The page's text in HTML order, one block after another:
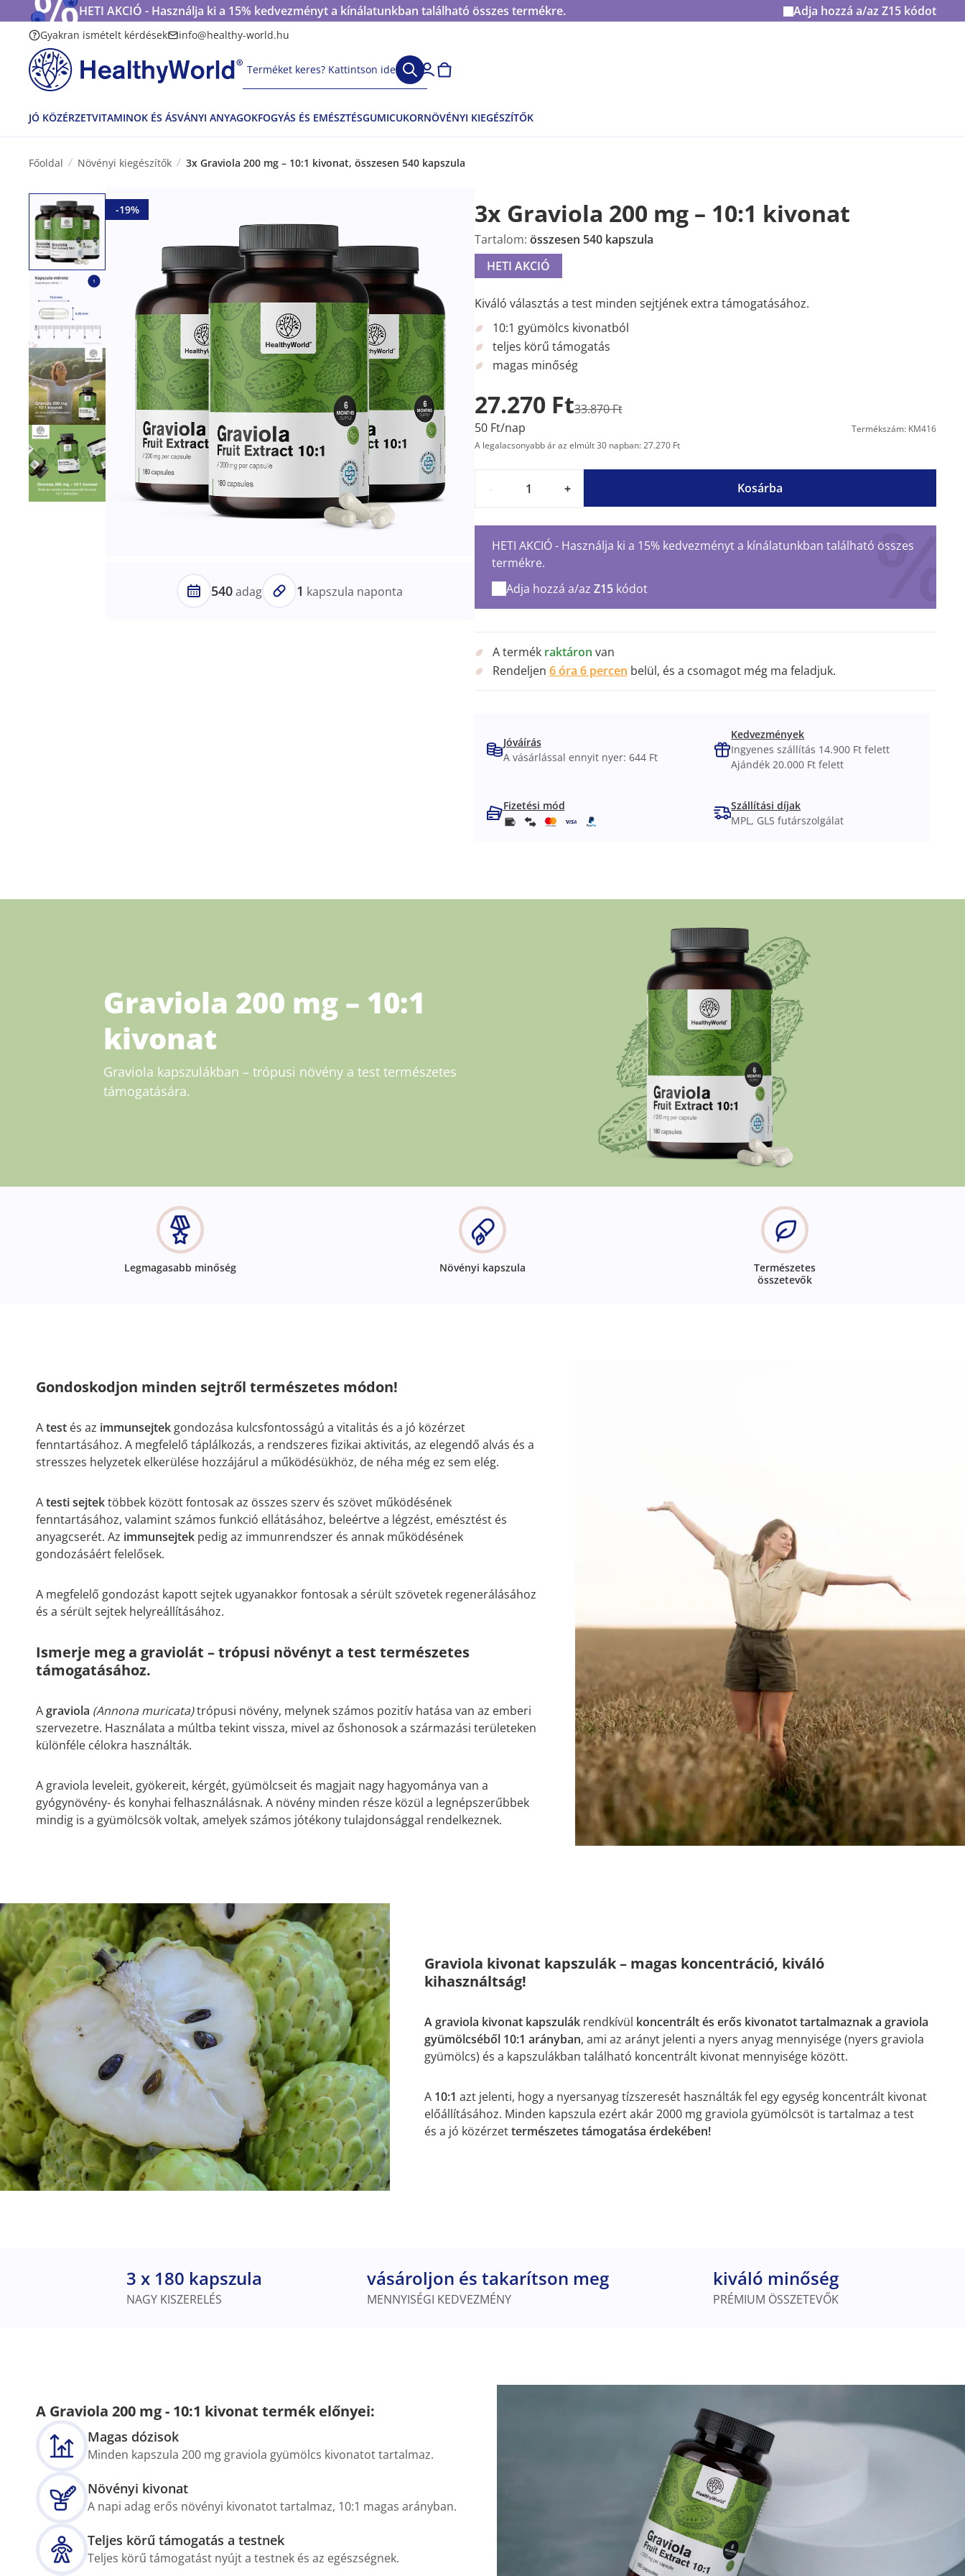
HETI AKCIÓ - Használja ki a 15% kedvezményt a kínálatunkban található összes termékre. Adja hozzá a/az Z15 kódot
Gyakran ismételt kérdések info@healthy-world.hu
Terméket keres? Kattintson ide
JÓ KÖZÉRZETVITAMINOK ÉS ÁSVÁNYI ANYAGOKFOGYÁS ÉS EMÉSZTÉSGUMICUKORNÖVÉNYI KIEGÉSZÍTŐK
Főoldal Növényi kiegészítők 3x Graviola 200 mg – 10:1 kivonat, összesen 540 kapszula
-19%
540adag 1 kapszula naponta
3x Graviola 200 mg – 10:1 kivonat
Tartalom: összesen 540 kapszula
HETI AKCIÓ
Kiváló választás a test minden sejtjének extra támogatásához.
10:1 gyümölcs kivonatból
teljes körű támogatás
magas minőség
27.270 Ft33.870 Ft
50 Ft/nap
Termékszám: KM416
A legalacsonyabb ár az elmúlt 30 napban: 27.270 Ft
+ Kosárba
HETI AKCIÓ - Használja ki a 15% kedvezményt a kínálatunkban található összes
termékre.
Adja hozzá a/az Z15kódot
A termék raktáron van
Rendeljen 6 óra 6 percen belül, és a csomagot még ma feladjuk.
Jóváírás
A vásárlással ennyit nyer: 644 Ft
Kedvezmények
Ingyenes szállítás 14.900 Ft felett
Ajándék 20.000 Ft felett
Fizetési mód
Szállítási díjak
MPL, GLS futárszolgálat
Graviola 200 mg – 10:1
kivonat
Graviola kapszulákban – trópusi növény a test természetes
támogatására.
Legmagasabb minőség Növényi kapszula
Természetes
összetevők
Gondoskodjon minden sejtről természetes módon!
Atest és az immunsejtek gondozása kulcsfontosságú a vitalitás és a jó közérzet
fenntartásához. A megfelelő táplálkozás, a rendszeres fizikai aktivitás, az elegendő alvás és a
stresszes helyzetek elkerülése hozzájárul a működésükhöz, de néha még ez sem elég.
Atesti sejtektöbbek között fontosak az összes szerv és szövet működésének
fenntartásához, valamint számos funkció ellátásához, beleértve a légzést, emésztést és
anyagcserét. Az immunsejtek pedig az immunrendszer és annak működésének
gondozásáért felelősek.
A megfelelő gondozást kapott sejtek ugyanakkor fontosak a sérült szövetek regenerálásához
és a sérült sejtek helyreállításához.
Ismerje meg a graviolát – trópusi növényt a test természetes
támogatásához.
Agraviola (Annona muricata)trópusi növény, melynek számos pozitív hatása van az emberi
szervezetre. Használata a múltba tekint vissza, mivel az őshonosok a származási területeken
különféle célokra használták.
A graviola leveleit, gyökereit, kérgét, gyümölcseit és magjait nagy hagyománya van a
gyógynövény- és konyhai felhasználásnak. A növény minden része közül a legnépszerűbbek
mindig is a gyümölcsök voltak, amelyek számos jótékony tulajdonsággal rendelkeznek.
Graviola kivonat kapszulák – magas koncentráció, kiváló
kihasználtság!
A graviola kivonat kapszulák rendkívül koncentrált és erős kivonatot tartalmaznak a graviola
gyümölcséből 10:1 arányban, ami az arányt jelenti a nyers anyag mennyisége (nyers graviola
gyümölcs) és a kapszulákban található koncentrált kivonat mennyisége között.
A 10:1 azt jelenti, hogy a nyersanyag tízszeresét használták fel egy egység koncentrált kivonat
előállításához. Minden kapszula ezért akár 2000 mg graviola gyümölcsöt is tartalmaz a test
és a jó közérzettermészetes támogatása érdekében!
3 x 180 kapszula
NAGY KISZERELÉS
vásároljon és takarítson meg
MENNYISÉGI KEDVEZMÉNY
kiváló minőség
PRÉMIUM ÖSSZETEVŐK
A Graviola 200 mg - 10:1 kivonat termék előnyei:
Magas dózisok
Minden kapszula 200 mg graviola gyümölcs kivonatot tartalmaz.
Növényi kivonat
A napi adag erős növényi kivonatot tartalmaz, 10:1 magas arányban.
Teljes körű támogatás a testnek
Teljes körű támogatást nyújt a testnek és az egészségnek.